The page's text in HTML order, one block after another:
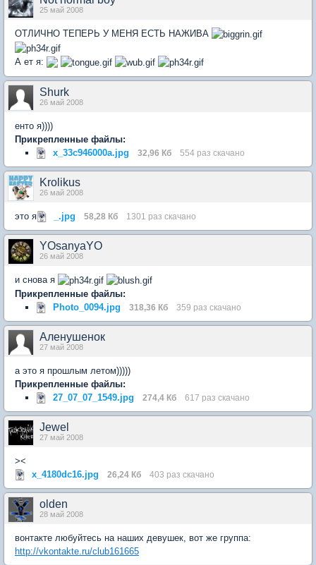
25 май 2008
ОТЛИЧНО ТЕПЕРЬ У МЕНЯ ЕСТЬ НАЖИВА
А ет я:
Shurk
26 май 2008
енто я))))
Прикрепленные файлы:
x_33c946000a.jpg
32,96 Кб 554 раз скачано
Krolikus
26 май 2008
это я _.jpg 58,28 Кб 1301 раз скачано
YOsanyaYO
26 май 2008
и снова я
Прикрепленные файлы:
Photo_0094.jpg
318,36 Кб 359 раз скачано
Аленушенок
27 май 2008
а это я прошлым летом)))))
Прикрепленные файлы:
27_07_07_1549.jpg
274,4 Кб 617 раз скачано
Jewel
27 май 2008
><
x_4180dc16.jpg
26,24 Кб 403 раз скачано
olden
28 май 2008
вонтакте любуйтесь на наших девушек, вот же группа:
http://vkontakte.ru/club161665